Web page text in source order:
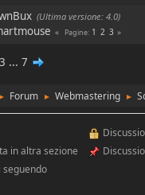
(Ultima versione: 4.0)
Pagine 1 2 3
3 ... 7
► Forum ► Webmastering ►
in altra sezione
seguendo